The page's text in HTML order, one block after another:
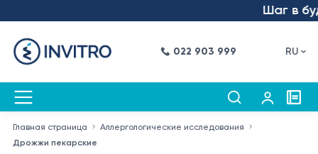
Шаг в
022 903 999 RU
Главная страница
Аллергологические исследования
Дрожжи пекарские